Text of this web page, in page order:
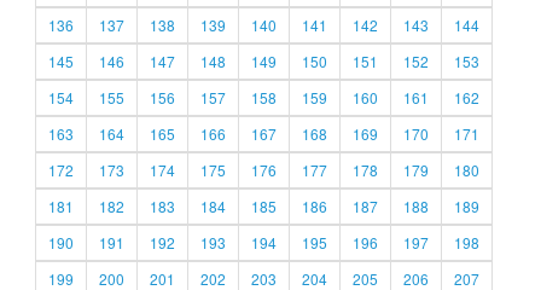
136
137 138 139 140 141 142 143
144
145
146 147 148 149 150 151 152
153
154
155 156 157 158 159 160 161
162
163
164 165 166 167 168 169 170
171
172
173 174 175 176 177 178 179
180
181
182 183 184 185 186 187 188
189
190
191 192 193 194 195 196 197
198
199
200 201 202 203 204 205 206
207